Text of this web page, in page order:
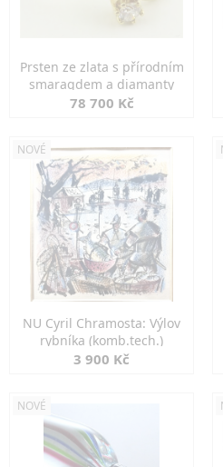
Prsten ze zlata s přírodním
smaragdem a diamanty
78 700 Kč
NOVÉ
NU Cyril Chramosta: Výlov
rybníka (komb.tech.)
3 900 Kč
NOVÉ